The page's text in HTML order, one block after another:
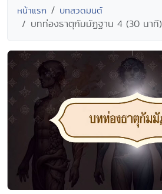
หน้าแรก บทสวดมนต์
บทท่องธาตุกัมมัฏฐาน 4 (30 นาที)